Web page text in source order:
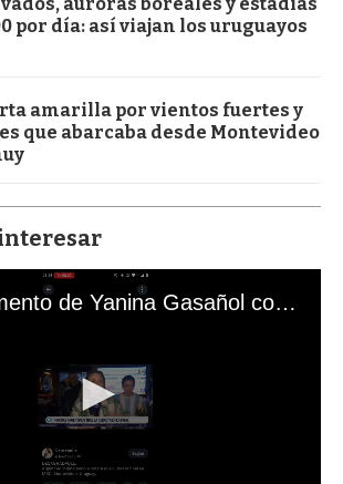
por día: así viajan los uruguayos
amarilla por vientos fuertes y
que abarcaba desde Montevideo
El mal momento de Yanina Gasañol con un hincha argentino en "Subrayado"